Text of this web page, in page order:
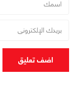
اضف تعليق